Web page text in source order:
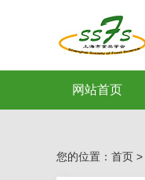
网站首页
您的位置：首页 >